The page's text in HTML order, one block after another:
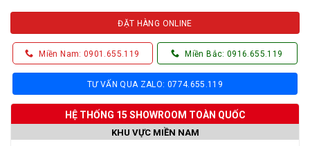
ĐẶT HÀNG ONLINE
Miền Nam: 0901.655.119 Miền Bắc: 0916.655.119
TƯ VẤN QUA ZALO: 0774.655.119
HỆ THỐNG 15 SHOWROOM TOÀN QUỐC
KHU VỰC MIỀN NAM